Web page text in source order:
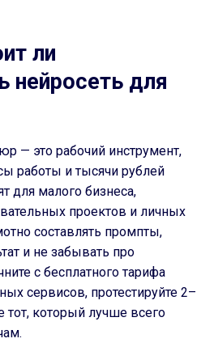
ли
нейросеть для
— это рабочий инструмент,
работы и тысячи рублей
для малого бизнеса,
проектов и личных
составлять промпты,
и не забывать про
с бесплатного тарифа
сервисов, протестируйте 2–
тот, который лучше всего